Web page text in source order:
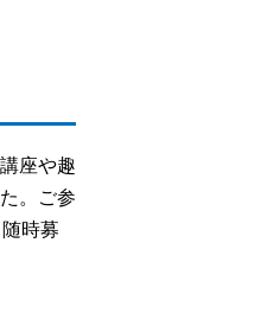
座や趣
。ご参
時募